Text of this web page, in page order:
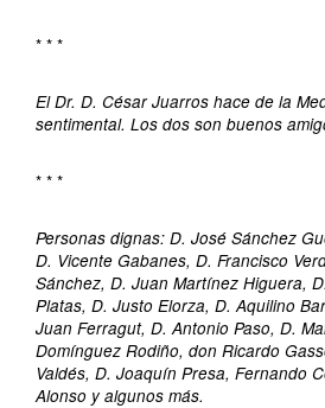
* * *
El Dr. D. César Juarros hace de la
sentimental. Los dos son buenos
* * *
Personas dignas: D. José Sánchez
D. Vicente Gabanes, D. Francisco
Sánchez, D. Juan Martínez Higuera,
Platas, D. Justo Elorza, D. Aquilino
Juan Ferragut, D. Antonio Paso, D.
Domínguez Rodiño, don Ricardo
Valdés, D. Joaquín Presa, Fernando
Alonso y algunos más.